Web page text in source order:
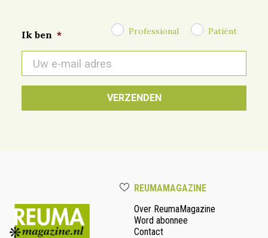
Ik ben * Professional Patiënt
mail
*
REUMAMAGAZINE
Over ReumaMagazine
Word abonnee
Contact